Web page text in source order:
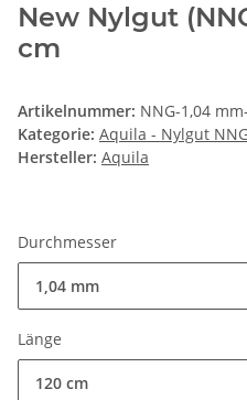
New Nylgut
cm
Artikelnummer: NNG-1,04
Kategorie: Aquila - Nylgut
Hersteller: Aquila
Durchmesser
1,04 mm
Länge
120 cm